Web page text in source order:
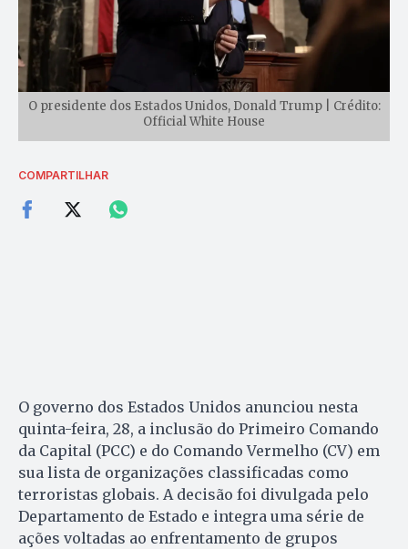
O presidente dos Estados Unidos, Donald Trump | Crédito:
Official White House
COMPARTILHAR
O governo dos Estados Unidos anunciou nesta
quinta-feira, 28, a inclusão do Primeiro Comando
da Capital (PCC) e do Comando Vermelho (CV) em
sua lista de organizações classificadas como
terroristas globais. A decisão foi divulgada pelo
Departamento de Estado e integra uma série de
ações voltadas ao enfrentamento de grupos